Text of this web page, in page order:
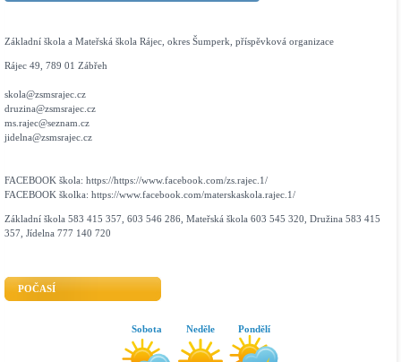
Základní škola a Mateřská škola Rájec, okres Šumperk, příspěvková organizace
Rájec 49, 789 01 Zábřeh
skola@zsmsrajec.cz
druzina@zsmsrajec.cz
ms.rajec@seznam.cz
jidelna@zsmsrajec.cz
FACEBOOK škola: https://https://www.facebook.com/zs.rajec.1/
FACEBOOK školka: https://www.facebook.com/materskaskola.rajec.1/
Základní škola 583 415 357, 603 546 286, Mateřská škola 603 545 320, Družina 583 415
357, Jídelna 777 140 720
POČASÍ
Sobota Neděle Pondělí